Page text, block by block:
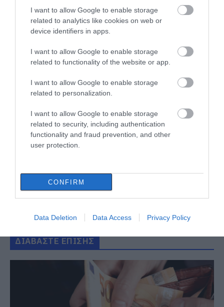
I want to allow Google to enable storage
related to analytics like cookies on web or
device identifiers in apps.
I want to allow Google to enable storage
related to functionality of the website or app.
I want to allow Google to enable storage
related to personalization.
I want to allow Google to enable storage
related to security, including authentication
functionality and fraud prevention, and other
user protection.
CONFIRM
Data Deletion Data Access Privacy Policy
ΔΙΑΒΑΣΤΕ ΕΠΙΣΗΣ